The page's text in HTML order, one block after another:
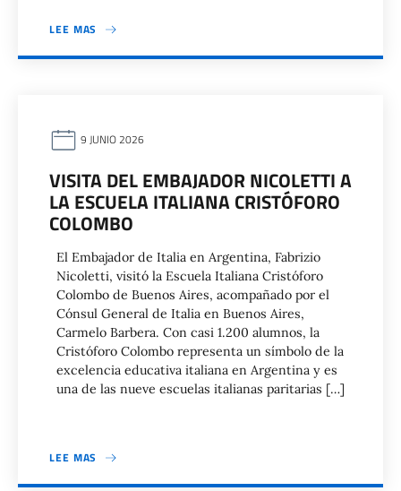
LEE MAS
9 JUNIO 2026
VISITA DEL EMBAJADOR NICOLETTI A
LA ESCUELA ITALIANA CRISTÓFORO
COLOMBO
El Embajador de Italia en Argentina, Fabrizio
Nicoletti, visitó la Escuela Italiana Cristóforo
Colombo de Buenos Aires, acompañado por el
Cónsul General de Italia en Buenos Aires,
Carmelo Barbera. Con casi 1.200 alumnos, la
Cristóforo Colombo representa un símbolo de la
excelencia educativa italiana en Argentina y es
una de las nueve escuelas italianas paritarias […]
LEE MAS